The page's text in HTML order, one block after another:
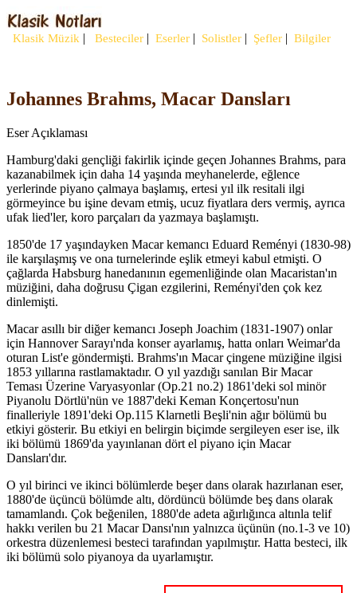
Klasik Müzik | Besteciler | Eserler | Solistler | Şefler | Bilgiler
Johannes Brahms, Macar Dansları
Eser Açıklaması
Hamburg'daki gençliği fakirlik içinde geçen Johannes Brahms, para
kazanabilmek için daha 14 yaşında meyhanelerde, eğlence
yerlerinde piyano çalmaya başlamış, ertesi yıl ilk resitali ilgi
görmeyince bu işine devam etmiş, ucuz fiyatlara ders vermiş, ayrıca
ufak lied'ler, koro parçaları da yazmaya başlamıştı.
1850'de 17 yaşındayken Macar kemancı Eduard Reményi (1830-98)
ile karşılaşmış ve ona turnelerinde eşlik etmeyi kabul etmişti. O
çağlarda Habsburg hanedanının egemenliğinde olan Macaristan'ın
müziğini, daha doğrusu Çigan ezgilerini, Reményi'den çok kez
dinlemişti.
Macar asıllı bir diğer kemancı Joseph Joachim (1831-1907) onlar
için Hannover Sarayı'nda konser ayarlamış, hatta onları Weimar'da
oturan List'e göndermişti. Brahms'ın Macar çingene müziğine ilgisi
1853 yıllarına rastlamaktadır. O yıl yazdığı sanılan Bir Macar
Teması Üzerine Varyasyonlar (Op.21 no.2) 1861'deki sol minör
Piyanolu Dörtlü'nün ve 1887'deki Keman Konçertosu'nun
finalleriyle 1891'deki Op.115 Klarnetli Beşli'nin ağır bölümü bu
etkiyi gösterir. Bu etkiyi en belirgin biçimde sergileyen eser ise, ilk
iki bölümü 1869'da yayınlanan dört el piyano için Macar
Dansları'dır.
O yıl birinci ve ikinci bölümlerde beşer dans olarak hazırlanan eser,
1880'de üçüncü bölümde altı, dördüncü bölümde beş dans olarak
tamamlandı. Çok beğenilen, 1880'de adeta ağırlığınca altınla telif
hakkı verilen bu 21 Macar Dansı'nın yalnızca üçünün (no.1-3 ve 10)
orkestra düzenlemesi besteci tarafından yapılmıştır. Hatta besteci, ilk
iki bölümü solo piyanoya da uyarlamıştır.